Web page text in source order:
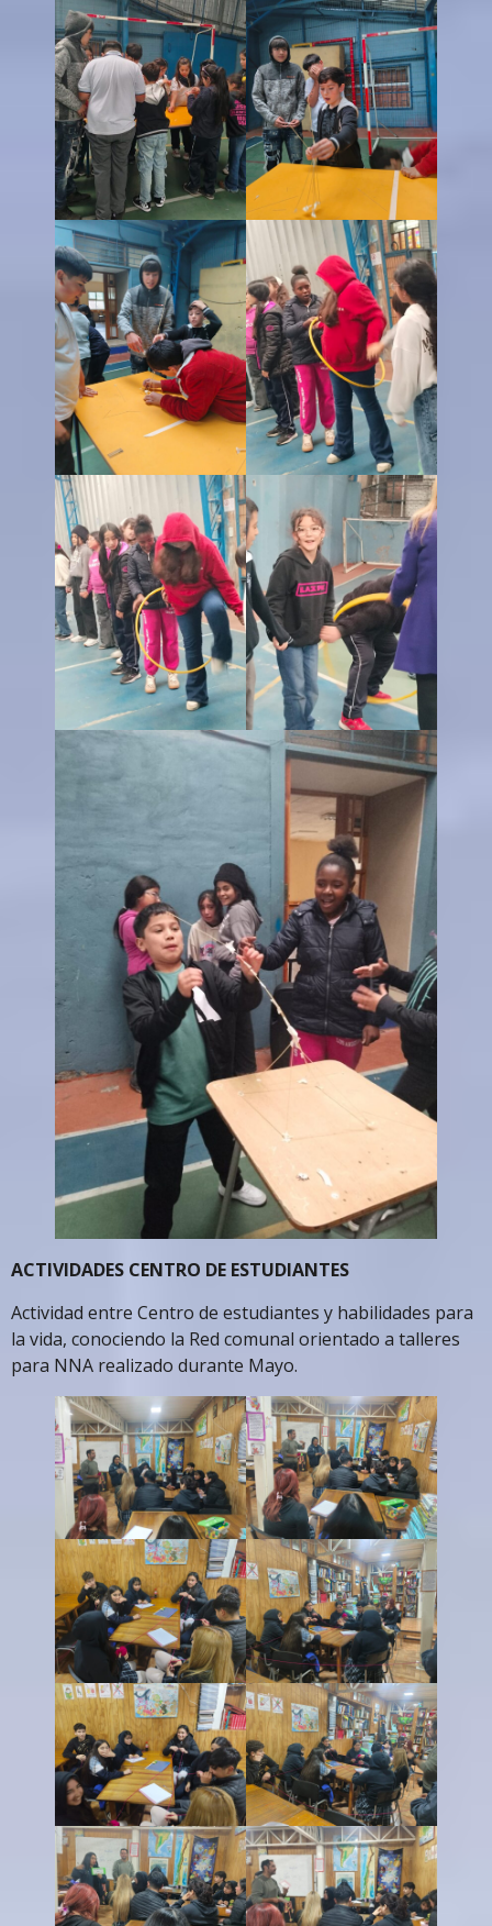
ACTIVIDADES CENTRO DE ESTUDIANTES
Actividad entre Centro de estudiantes y habilidades para
la vida, conociendo la Red comunal orientado a talleres
para NNA realizado durante Mayo.